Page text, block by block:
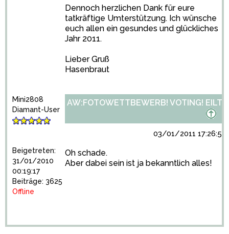
Dennoch herzlichen Dank für eure
tatkräftige Umterstützung. Ich wünsche
euch allen ein gesundes und glückliches
Jahr 2011.
Lieber Gruß
Hasenbraut
Mini2808
Diamant-User
Beigetreten:
31/01/2010
00:19:17
Beiträge: 3625
Offline
AW:FOTOWETTBEWERB! VOTING! EILT!
03/01/2011 17:26:54
Oh schade.
Aber dabei sein ist ja bekanntlich alles!